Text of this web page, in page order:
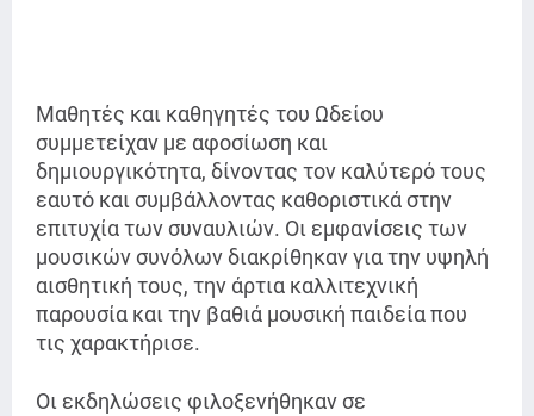
Μαθητές και καθηγητές του Ωδείου
συμμετείχαν με αφοσίωση και
δημιουργικότητα, δίνοντας τον καλύτερό τους
εαυτό και συμβάλλοντας καθοριστικά στην
επιτυχία των συναυλιών. Οι εμφανίσεις των
μουσικών συνόλων διακρίθηκαν για την υψηλή
αισθητική τους, την άρτια καλλιτεχνική
παρουσία και την βαθιά μουσική παιδεία που
τις χαρακτήρισε.
Οι εκδηλώσεις φιλοξενήθηκαν σε